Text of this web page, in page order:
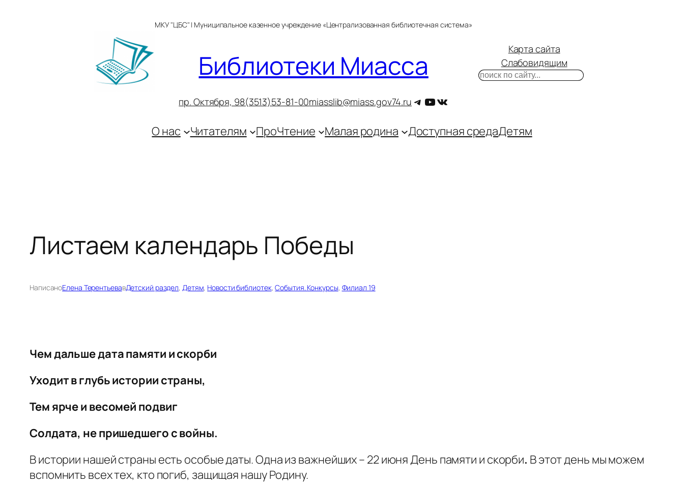
МКУ "ЦБС" | Муниципальное казенное учреждение «Централизованная библиотечная система»
Библиотеки Миасса
пр. Октября, 98(3513)53-81-00miasslib@miass.gov74.ru Telegram
YouTube
ВКонтакте
Карта сайта
Слабовидящим
Поиск
О нас Читателям ПроЧтение Малая родина Доступная средаДетям
Листаем календарь Победы
НаписаноЕлена ТерентьевавДетский раздел, Детям, Новости библиотек, События. Конкурсы, Филиал 19
Чем дальше дата памяти и скорби
Уходит в глубь истории страны,
Тем ярче и весомей подвиг
Солдата, не пришедшего с войны.
В истории нашей страны есть особые даты. Одна из важнейших – 22 июня День памяти и скорби. В этот день мы можем
вспомнить всех тех, кто погиб, защищая нашу Родину.